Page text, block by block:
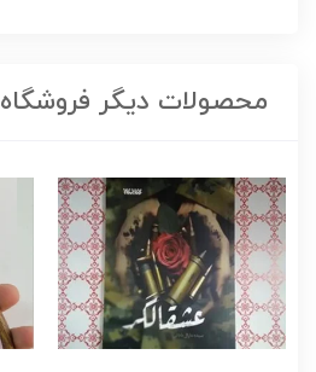
محصولات دیگر فروشگاه